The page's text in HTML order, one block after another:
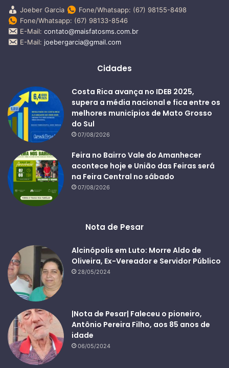
Joeber Garcia
Fone/Whatsapp: (67) 98155-8498
Fone/Whatsapp: (67) 98133-8546
E-Mail: contato@maisfatosms.com.br
E-Mail: joebergarcia@gmail.com
Cidades
Costa Rica avança no IDEB 2025,
supera a média nacional e fica entre os
melhores municípios de Mato Grosso
do Sul
07/08/2026
Feira no Bairro Vale do Amanhecer
acontece hoje e União das Feiras será
na Feira Central no sábado
07/08/2026
Nota de Pesar
Alcinópolis em Luto: Morre Aldo de
Oliveira, Ex-Vereador e Servidor Público
28/05/2024
|Nota de Pesar| Faleceu o pioneiro,
Antônio Pereira Filho, aos 85 anos de
idade
06/05/2024